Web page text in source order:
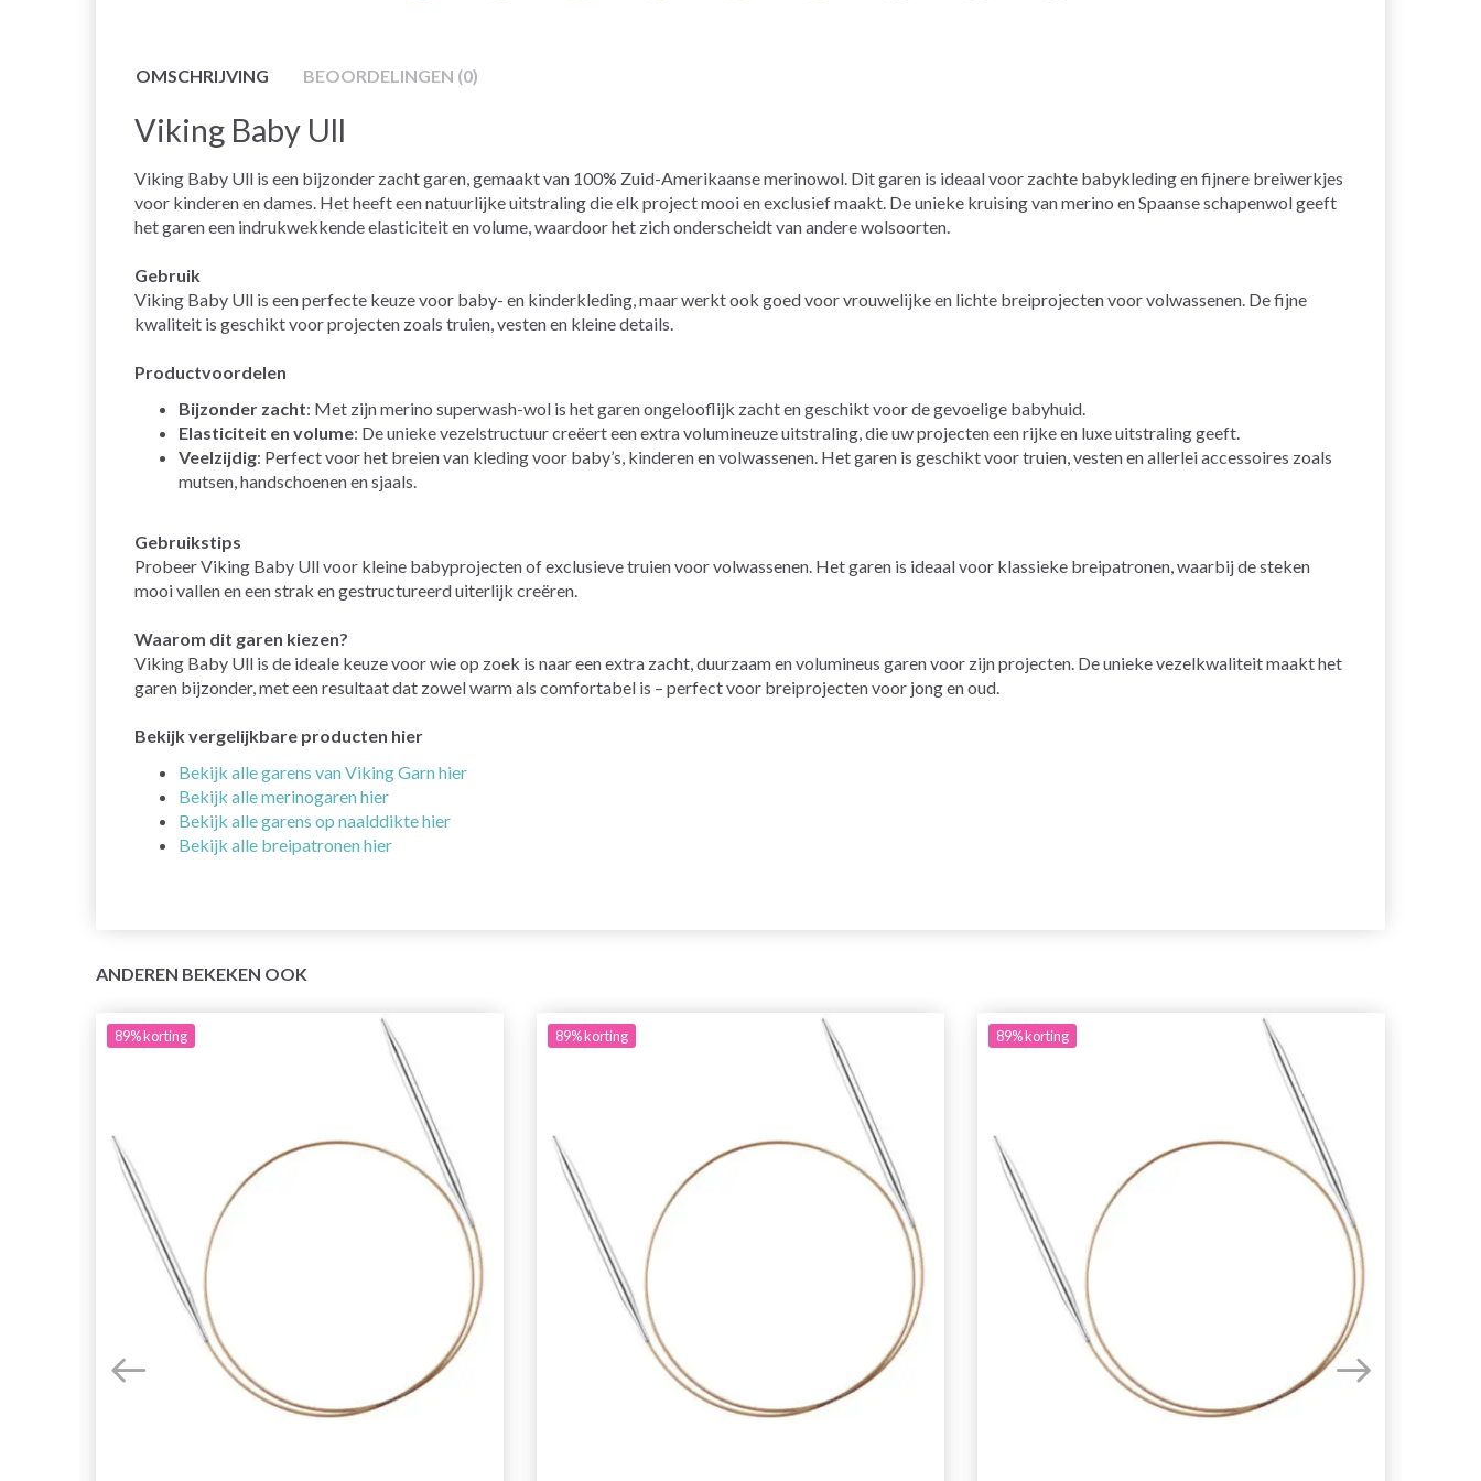
OMSCHRIJVING BEOORDELINGEN (0)
Viking Baby Ull
Viking Baby Ull is een bijzonder zacht garen, gemaakt van 100% Zuid-Amerikaanse merinowol. Dit garen is ideaal voor zachte babykleding en fijnere breiwerkjes
voor kinderen en dames. Het heeft een natuurlijke uitstraling die elk project mooi en exclusief maakt. De unieke kruising van merino en Spaanse schapenwol geeft
het garen een indrukwekkende elasticiteit en volume, waardoor het zich onderscheidt van andere wolsoorten.
Gebruik
Viking Baby Ull is een perfecte keuze voor baby- en kinderkleding, maar werkt ook goed voor vrouwelijke en lichte breiprojecten voor volwassenen. De fijne
kwaliteit is geschikt voor projecten zoals truien, vesten en kleine details.
Productvoordelen
Bijzonder zacht: Met zijn merino superwash-wol is het garen ongelooflijk zacht en geschikt voor de gevoelige babyhuid.
Elasticiteit en volume: De unieke vezelstructuur creëert een extra volumineuze uitstraling, die uw projecten een rijke en luxe uitstraling geeft.
Veelzijdig: Perfect voor het breien van kleding voor baby’s, kinderen en volwassenen. Het garen is geschikt voor truien, vesten en allerlei accessoires zoals
mutsen, handschoenen en sjaals.
Gebruikstips
Probeer Viking Baby Ull voor kleine babyprojecten of exclusieve truien voor volwassenen. Het garen is ideaal voor klassieke breipatronen, waarbij de steken
mooi vallen en een strak en gestructureerd uiterlijk creëren.
Waarom dit garen kiezen?
Viking Baby Ull is de ideale keuze voor wie op zoek is naar een extra zacht, duurzaam en volumineus garen voor zijn projecten. De unieke vezelkwaliteit maakt het
garen bijzonder, met een resultaat dat zowel warm als comfortabel is – perfect voor breiprojecten voor jong en oud.
Bekijk vergelijkbare producten hier
Bekijk alle garens van Viking Garn hier
Bekijk alle merinogaren hier
Bekijk alle garens op naalddikte hier
Bekijk alle breipatronen hier
ANDEREN BEKEKEN OOK
89%korting 89%korting 89%korting